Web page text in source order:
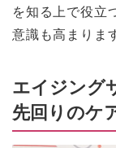
を知る上で役立
意識も高まりま
エイジング
先回りのケ